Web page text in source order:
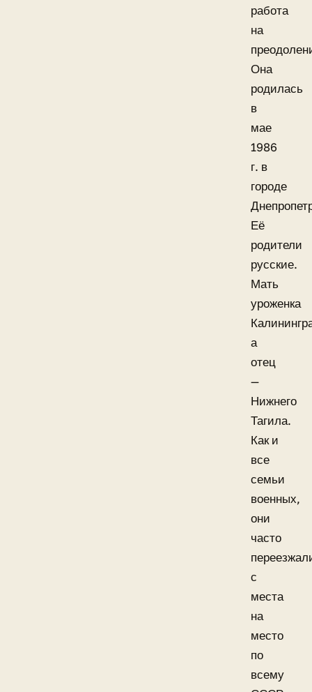
работа
на
Она
родилась
в
мае
1986
г. в
городе
Её
родители
русские.
Мать
уроженка
а
отец
—
Нижнего
Тагила.
Как и
все
семьи
военных,
они
часто
с
места
на
место
по
всему